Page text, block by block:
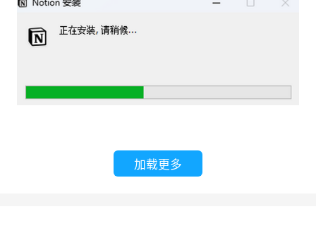
8、通过拖放编辑功能，用户可以自由排列文
本或图像内容，实现高效的编辑方式。
加载更多